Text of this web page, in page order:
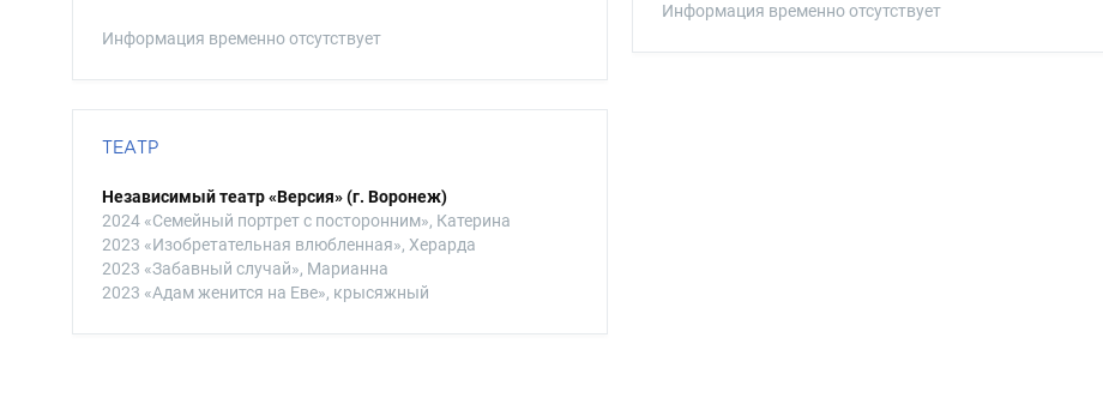
Информация временно отсутствует
ТЕАТР
Независимый театр «Версия» (г. Воронеж)
2024 «Семейный портрет с посторонним», Катерина
2023 «Изобретательная влюбленная», Херарда
2023 «Забавный случай», Марианна
2023 «Адам женится на Еве», крысяжный
Информация временно отсутствует